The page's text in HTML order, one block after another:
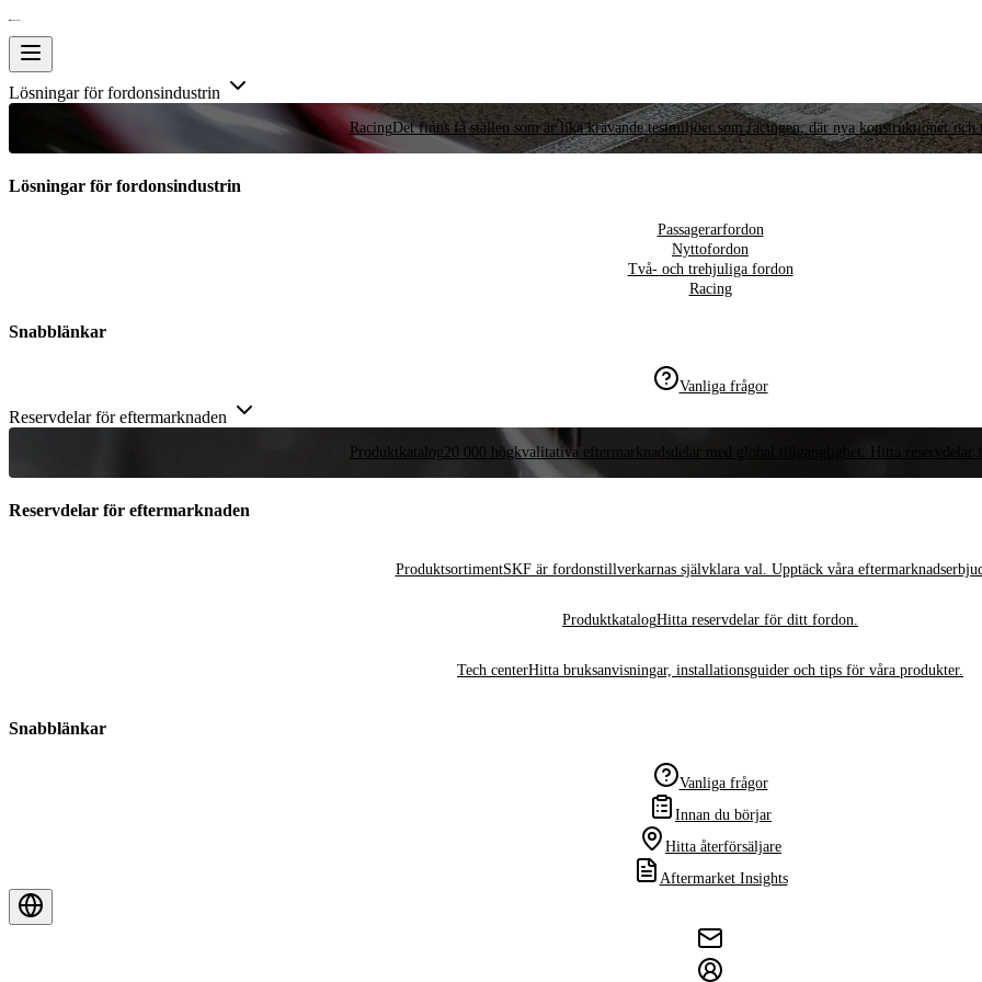
Lösningar för fordonsindustrin
RacingDet finns få ställen som är lika krävande testmiljöer som racingen, där nya konstruktioner och
Lösningar för fordonsindustrin
Passagerarfordon
Nyttofordon
Två- och trehjuliga fordon
Racing
Snabblänkar
Vanliga frågor
Reservdelar för eftermarknaden
Produktkatalog20 000 högkvalitativa eftermarknadsdelar med global tillgänglighet. Hitta reservdelar
Reservdelar för eftermarknaden
ProduktsortimentSKF är fordonstillverkarnas självklara val. Upptäck våra
ProduktkatalogHitta reservdelar för ditt fordon.
Tech centerHitta bruksanvisningar, installationsguider och tips för våra produkter.
Snabblänkar
Vanliga frågor
Innan du börjar
Hitta återförsäljare
Aftermarket Insights